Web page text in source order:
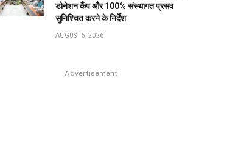
डोनेशन कैंप और 100% संस्थागत प्रसव
सुनिश्चित करने के निर्देश
AUGUST 5, 2026
Advertisement